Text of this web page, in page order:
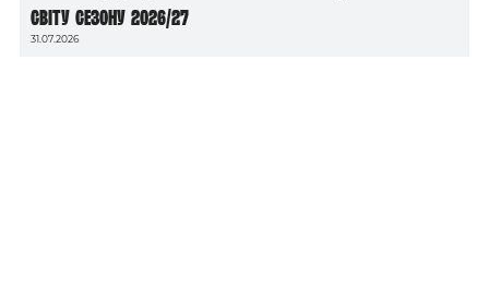
світу сезону 2026/27
31.07.2026